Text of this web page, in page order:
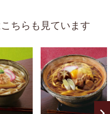
ちらも見ています